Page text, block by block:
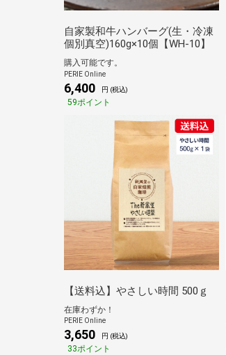
自家製和牛ハンバーグ(生・冷凍
個別真空)160g×10個【WH-10】
購入可能です。
PERIE Online
6,400 円 (税込)
59ポイント
【送料込】やさしい時間 500ｇ
在庫わずか！
PERIE Online
3,650 円 (税込)
33ポイント